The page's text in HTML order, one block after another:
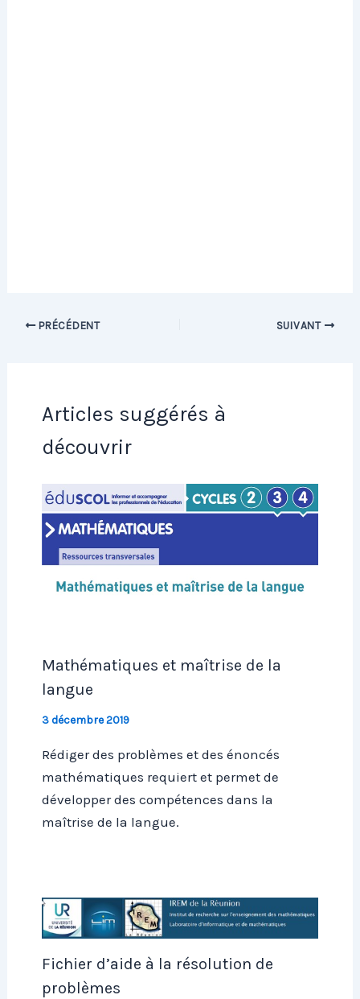
PRÉCÉDENT SUIVANT
Articles suggérés à
découvrir
Mathématiques et maîtrise de la
langue
3 décembre 2019
Rédiger des problèmes et des énoncés
mathématiques requiert et permet de
développer des compétences dans la
maîtrise de la langue.
Fichier d’aide à la résolution de
problèmes